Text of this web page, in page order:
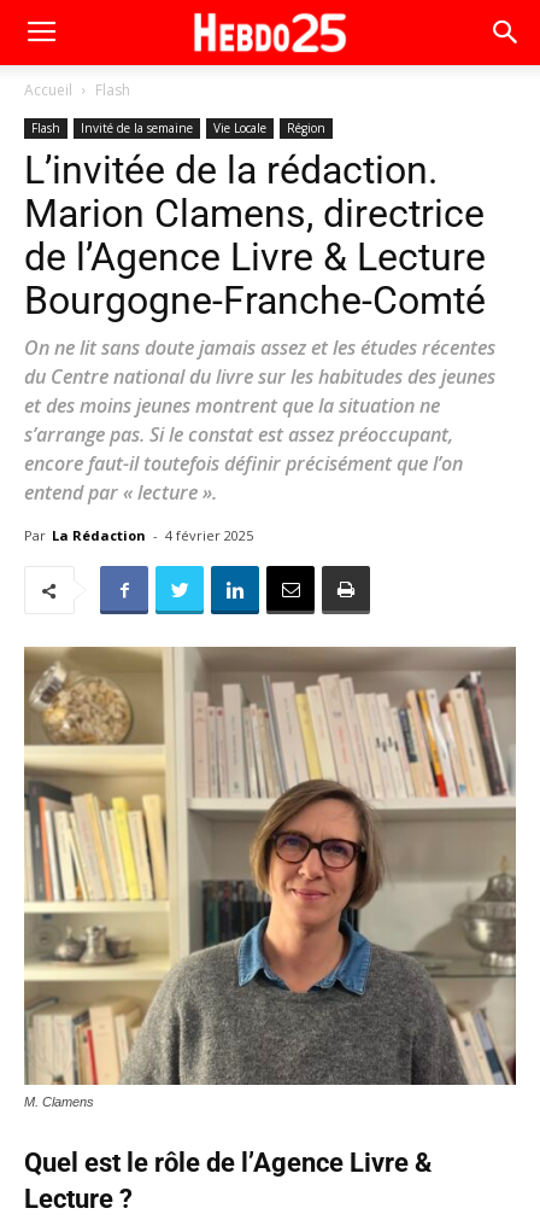
Accueil Flash
Flash Invité de la semaine Vie Locale Région
L’invitée de la rédaction.
Marion Clamens, directrice
de l’Agence Livre & Lecture
Bourgogne-Franche-Comté
On ne lit sans doute jamais assez et les études récentes
du Centre national du livre sur les habitudes des jeunes
et des moins jeunes montrent que la situation ne
s’arrange pas. Si le constat est assez préoccupant,
encore faut-il toutefois définir précisément que l’on
entend par « lecture ».
Par La Rédaction - 4 février 2025
M. Clamens
Quel est le rôle de l’Agence Livre &
Lecture ?